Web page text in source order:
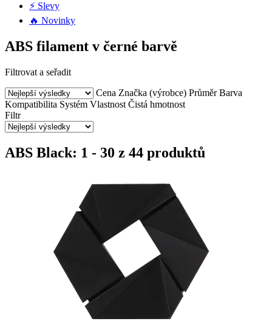
⚡ Slevy
🔥 Novinky
ABS filament v černé barvě
Filtrovat a seřadit
Cena Značka (výrobce) Průměr Barva
Kompatibilita Systém Vlastnost Čistá hmotnost
Filtr
ABS Black: 1 - 30 z 44 produktů